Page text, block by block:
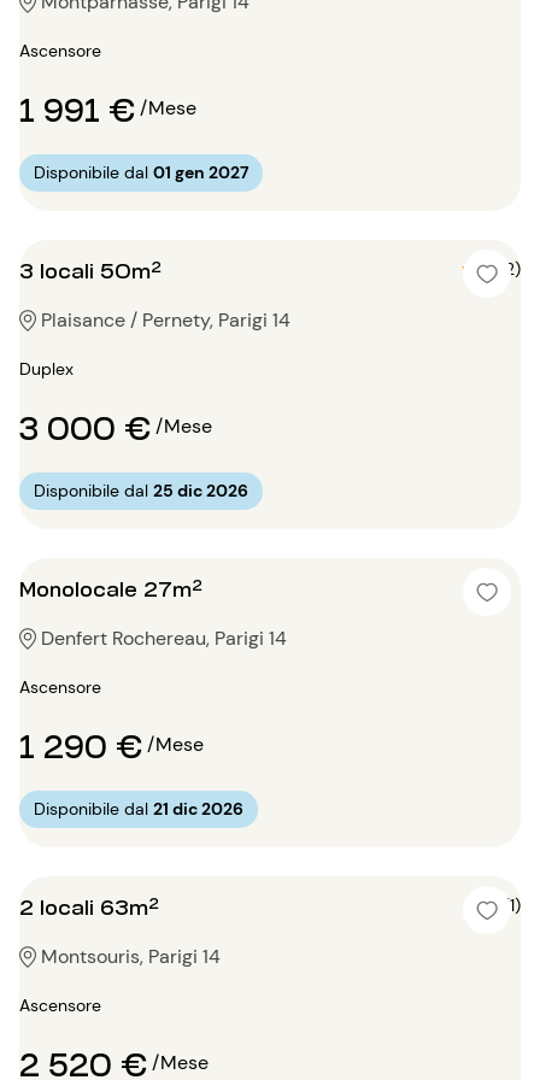
Ascensore
1 991 €/Mese
Disponibile dal 01 gen 2027
3 locali 50m² 5 (2)
Plaisance / Pernety, Parigi 14
Duplex
3 000 €/Mese
Disponibile dal 25 dic 2026
Monolocale 27m²
Denfert Rochereau, Parigi 14
Ascensore
1 290 €/Mese
Disponibile dal 21 dic 2026
2 locali 63m² 5 (1)
Montsouris, Parigi 14
Ascensore
2 520 €/Mese